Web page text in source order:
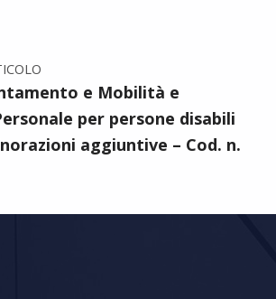
e Mobilità e
per persone disabili
aggiuntive – Cod. n.